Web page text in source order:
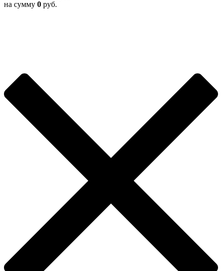
на сумму 0 руб.